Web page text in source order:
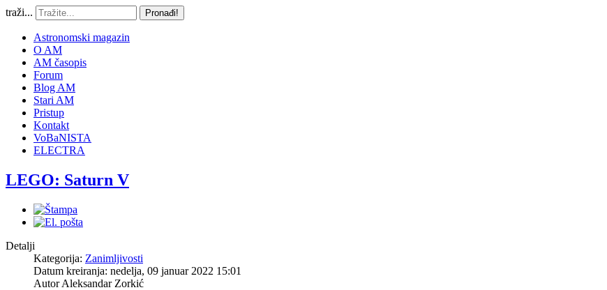
traži... Pronađi!
Astronomski magazin
O AM
AM časopis
Forum
Blog AM
Stari AM
Pristup
Kontakt
VoBaNISTA
ELECTRA
LEGO: Saturn V
Detalji
Kategorija: Zanimljivosti
Datum kreiranja: nedelja, 09 januar 2022 15:01
AutorAleksandar Zorkić